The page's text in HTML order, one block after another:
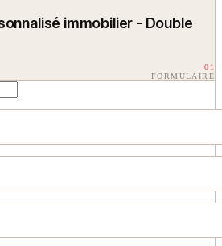
immobilier - Double
01
FORMULAIRE